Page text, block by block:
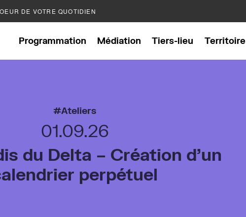
DE VOTRE QUOTIDIEN
Programmation Médiation Tiers-lieu Territoire
Ateliers
01.09.26
du Delta – Création d’un
perpétuel